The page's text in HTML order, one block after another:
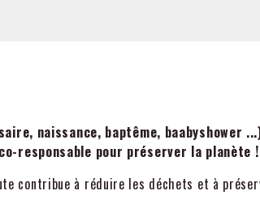
naissance, baptême, baabyshower
responsable pour préserver la planète !
contribue à réduire les déchets et à